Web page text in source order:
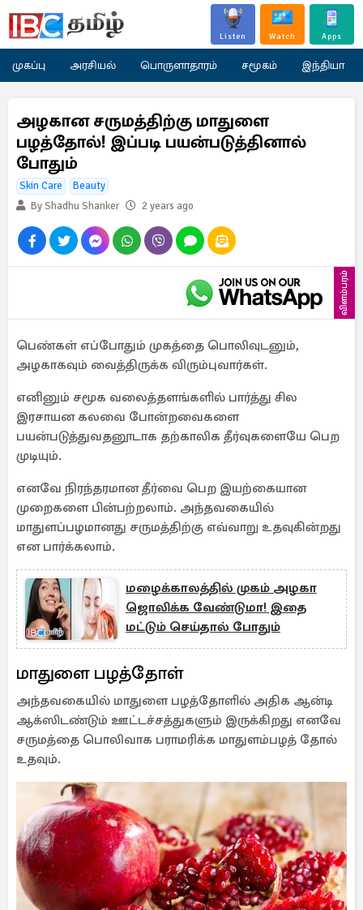
Listen Watch Apps
முகப்பு அரசியல் பொருளாதாரம் சமூகம் இந்தியா
அழகான சருமத்திற்கு மாதுளை
பழத்தோல்! இப்படி பயன்படுத்தினால்
போதும்
Skin Care
Beauty
By Shadhu Shanker
2 years ago
விளம்பரம்
பெண்கள் எப்போதும் முகத்தை பொலிவுடனும்,
அழகாகவும் வைத்திருக்க விரும்புவார்கள்.
எனினும் சமூக வலைத்தளங்களில் பார்த்து சில
இரசாயன கலவை போன்றவைகளை
பயன்படுத்துவதனூடாக தற்காலிக தீர்வுகளையே பெற
முடியும்.
எனவே நிரந்தரமான தீர்வை பெற இயற்கையான
முறைகளை பின்பற்றலாம். அந்தவகையில்
மாதுளப்பழமானது சருமத்திற்கு எவ்வாறு உதவுகின்றது
என பார்க்கலாம்.
மழைக்காலத்தில் முகம் அழகா
ஜொலிக்க வேண்டுமா! இதை
மட்டும் செய்தால் போதும்
மாதுளை பழத்தோள்
அந்தவகையில் மாதுளை பழத்தோளில் அதிக ஆன்டி
ஆக்ஸிடண்டும் ஊட்டச்சத்துகளும் இருக்கிறது எனவே
சருமத்தை பொலிவாக பராமரிக்க மாதுளம்பழத் தோல்
உதவும்.